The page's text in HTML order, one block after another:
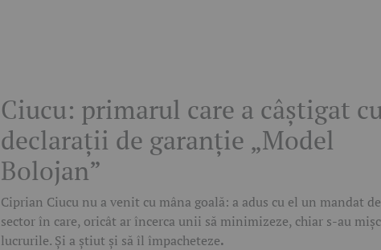
Ciucu: primarul care a câștigat
declarații de garanție „Model
Bolojan”
Ciprian Ciucu nu a venit cu mâna goală: a adus cu el un mandat de
sector în care, oricât ar încerca unii să minimizeze, chiar s-au
lucrurile. Și a știut și să îl împacheteze.